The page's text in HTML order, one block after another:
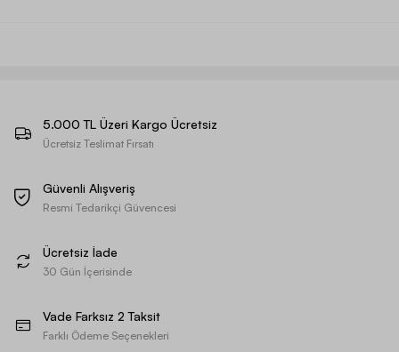
5.000 TL Üzeri Kargo Ücretsiz
Ücretsiz Teslimat Fırsatı
Güvenli Alışveriş
Resmi Tedarikçi Güvencesi
Ücretsiz İade
30 Gün İçerisinde
Vade Farksız 2 Taksit
Farklı Ödeme Seçenekleri